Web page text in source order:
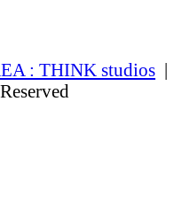
: THINK studios |